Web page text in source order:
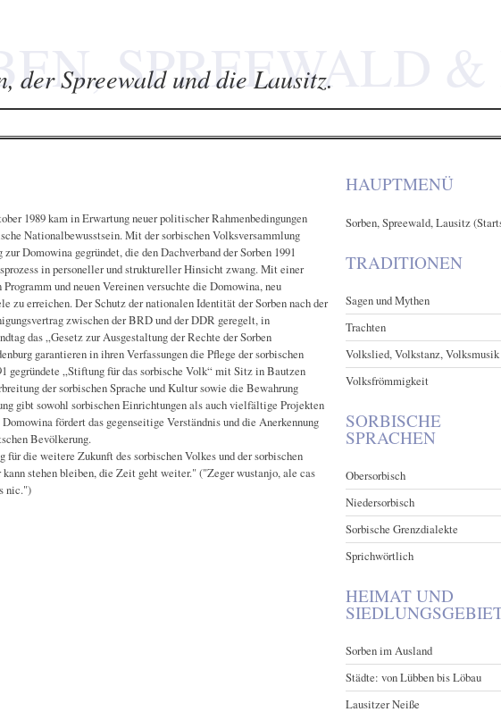
SPREEWALD
der Spreewald und die Lausitz.
1989 kam in Erwartung neuer politischer Rahmenbedingungen
Nationalbewusstsein. Mit der sorbischen Volksversammlung
Domowina gegründet, die den Dachverband der Sorben 1991
in personeller und struktureller Hinsicht zwang. Mit einer
und neuen Vereinen versuchte die Domowina, neu
zu erreichen. Der Schutz der nationalen Identität der Sorben nach der
zwischen der BRD und der DDR geregelt, in
das „Gesetz zur Ausgestaltung der Rechte der Sorben
garantieren in ihren Verfassungen die Pflege der sorbischen
gegründete „Stiftung für das sorbische Volk“ mit Sitz in Bautzen
der sorbischen Sprache und Kultur sowie die Bewahrung
gibt sowohl sorbischen Einrichtungen als auch vielfältige Projekten
fördert das gegenseitige Verständnis und die Anerkennung
Bevölkerung.
die weitere Zukunft des sorbischen Volkes und der sorbischen
stehen bleiben, die Zeit geht weiter." ("Zeger wustanjo, ale cas
nic.")
HAUPTMENÜ
Sorben, Spreewald, Lausitz
TRADITIONEN
Sagen und Mythen
Trachten
Volkslied, Volkstanz, Volksmusik
Volksfrömmigkeit
SORBISCHE
SPRACHEN
Obersorbisch
Niedersorbisch
Sorbische Grenzdialekte
Sprichwörtlich
HEIMAT UND
Sorben im Ausland
Städte: von Lübben bis Löbau
Lausitzer Neiße